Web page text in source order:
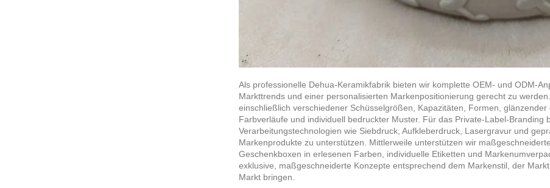
Als professionelle Dehua-Keramikfabrik bieten wir komplette OEM- und ODM-
Markttrends und einer personalisierten Markenpositionierung gerecht zu
einschließlich verschiedener Schüsselgrößen, Kapazitäten, Formen,
Farbverläufe und individuell bedruckter Muster. Für das Private-Label-Branding
Verarbeitungstechnologien wie Siebdruck, Aufkleberdruck, Lasergravur und
Markenprodukte zu unterstützen. Mittlerweile unterstützen wir
Geschenkboxen in erlesenen Farben, individuelle Etiketten und
exklusive, maßgeschneiderte Konzepte entsprechend dem Markenstil, der
Markt bringen.